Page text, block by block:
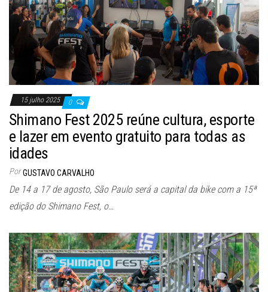
15 julho 2025 0
Shimano Fest 2025 reúne cultura, esporte
e lazer em evento gratuito para todas as
idades
Por GUSTAVO CARVALHO
De 14 a 17 de agosto, São Paulo será a capital da bike com a 15ª
edição do Shimano Fest, o…